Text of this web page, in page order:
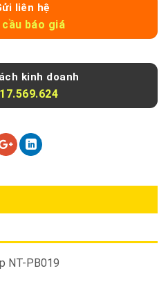
liên hệ
cầu báo giá
kinh doanh
NT-PB019